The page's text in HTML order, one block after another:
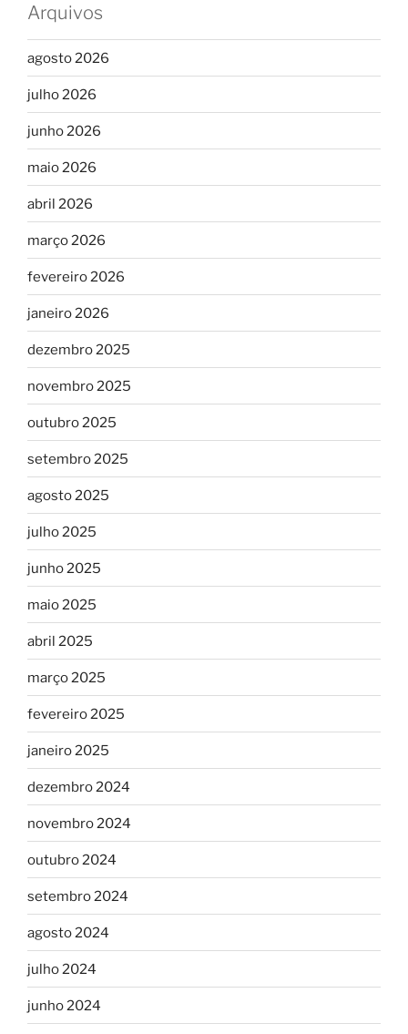
Arquivos
agosto 2026
julho 2026
junho 2026
maio 2026
abril 2026
março 2026
fevereiro 2026
janeiro 2026
dezembro 2025
novembro 2025
outubro 2025
setembro 2025
agosto 2025
julho 2025
junho 2025
maio 2025
abril 2025
março 2025
fevereiro 2025
janeiro 2025
dezembro 2024
novembro 2024
outubro 2024
setembro 2024
agosto 2024
julho 2024
junho 2024